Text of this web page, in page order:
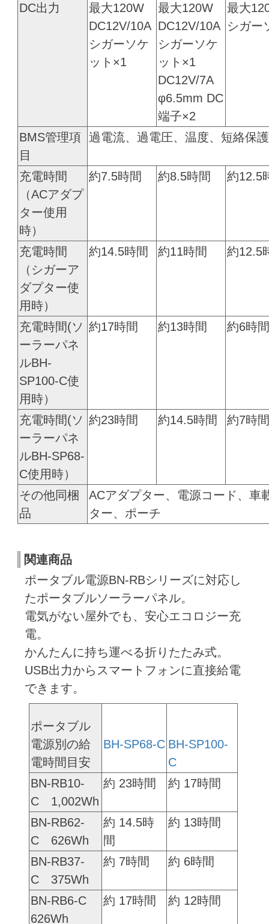
DC出力
最大120W
DC12V/10A
シガーソケ
ット×1
最大120W
DC12V/10A
シガーソケ
ット×1
DC12V/7A
φ6.5mm DC
端子×2
最大
シガー
BMS管理項
目
過電流、過電圧、温度、短絡保護
充電時間
（ACアダプ
ター使用
時）
約7.5時間 約8.5時間 約12.5
充電時間
（シガーア
ダプター使
用時）
約14.5時間 約11時間 約12.5
充電時間(ソ
ーラーパネ
ルBH-
SP100-C使
用時）
約17時間 約13時間 約6時間
充電時間(ソ
ーラーパネ
ルBH-SP68-
C使用時）
約23時間 約14.5時間 約7時間
その他同梱
品
ACアダプター、電源コード、車
ター、ポーチ
関連商品
ポータブル電源BN-RBシリーズに対応し
たポータブルソーラーパネル。
電気がない屋外でも、安心エコロジー充
電。
かんたんに持ち運べる折りたたみ式。
USB出力からスマートフォンに直接給電
できます。
ポータブル
電源別の給
電時間目安
BH-SP68-C BH-SP100-
C
BN-RB10-
C 1,002Wh
約 23時間 約 17時間
BN-RB62-
C 626Wh
約 14.5時
間
約 13時間
BN-RB37-
C 375Wh
約 7時間 約 6時間
BN-RB6-C
626Wh
約 17時間 約 12時間